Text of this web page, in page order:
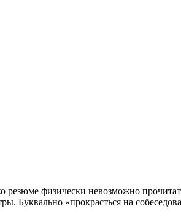
физически невозможно
Буквально «прокрасться на